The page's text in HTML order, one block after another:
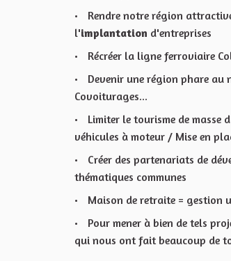
Rendre notre région
l'implantation d'entreprises
Récréer la ligne ferroviaire
Devenir une région phare
Covoiturages...
Limiter le tourisme de masse
véhicules à moteur / Mise en
Créer des partenariats de
thématiques communes
Maison de retraite = gestion
Pour mener à bien de tels
qui nous ont fait beaucoup de